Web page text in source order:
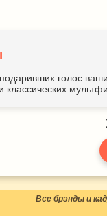
подаривших голос
Все брэнды и